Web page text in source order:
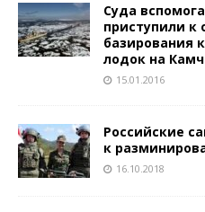
Суда
приступили к
базирования
лодок на
15.01.2016
Российские
к
16.10.2018